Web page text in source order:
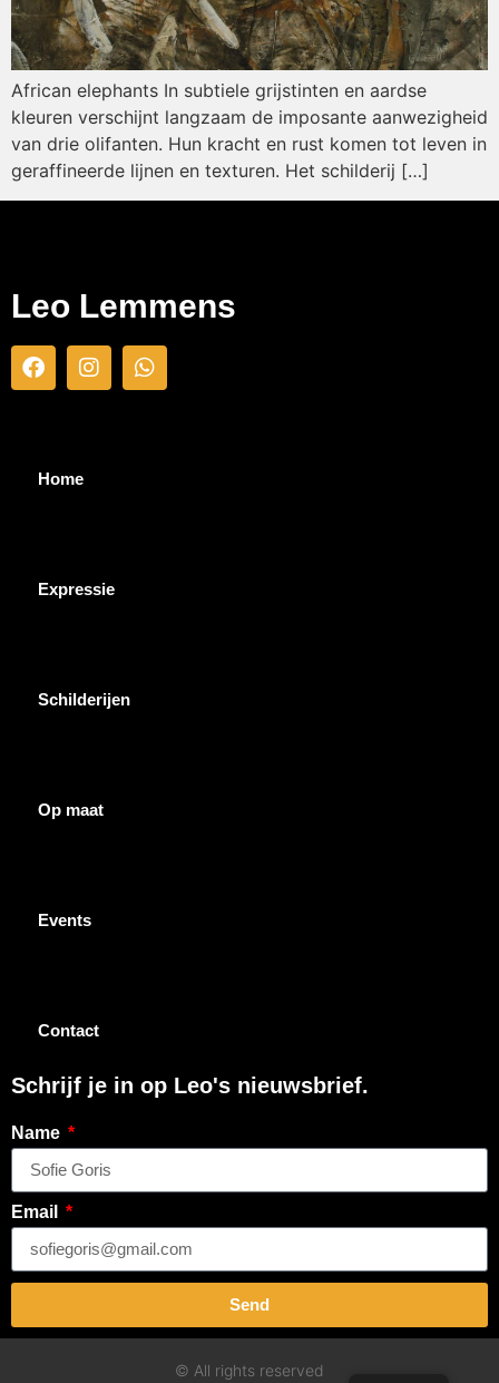
African elephants In subtiele grijstinten en aardse
kleuren verschijnt langzaam de imposante aanwezigheid
van drie olifanten. Hun kracht en rust komen tot leven in
geraffineerde lijnen en texturen. Het schilderij […]
Leo Lemmens
Home
Expressie
Schilderijen
Op maat
Events
Contact
Schrijf je in op Leo's nieuwsbrief.
Name
Email
Send
© All rights reserved